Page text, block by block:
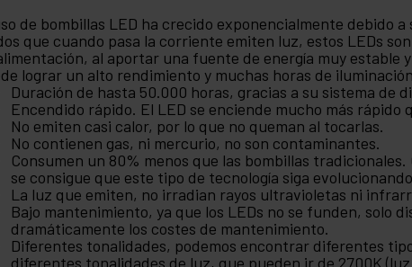
de bombillas LED ha crecido exponencialmente debido
que cuando pasa la corriente emiten luz, estos LEDs
al aportar una fuente de energía muy estable
lograr un alto rendimiento y muchas horas de
Duración de hasta 50.000 horas, gracias a su sistema de
Encendido rápido. El LED se enciende mucho más rápido
No emiten casi calor, por lo que no queman al tocarlas.
No contienen gas, ni mercurio, no son contaminantes.
Consumen un 80% menos que las bombillas
se consigue que este tipo de tecnología siga
La luz que emiten, no irradian rayos ultravioletas ni
Bajo mantenimiento, ya que los LEDs no se funden, solo
dramáticamente los costes de mantenimiento.
Diferentes tonalidades, podemos encontrar diferentes
diferentes tonalidades de luz, que pueden ir de 2700K